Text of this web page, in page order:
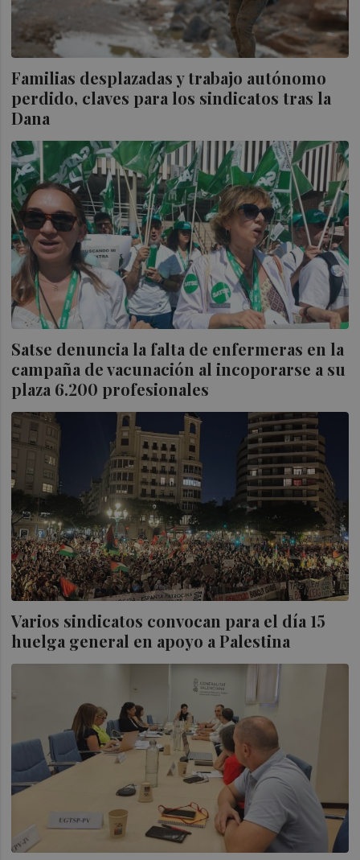
Familias desplazadas y trabajo autónomo
perdido, claves para los sindicatos tras la
Dana
Satse denuncia la falta de enfermeras en la
campaña de vacunación al incoporarse a su
plaza 6.200 profesionales
Varios sindicatos convocan para el día 15
huelga general en apoyo a Palestina